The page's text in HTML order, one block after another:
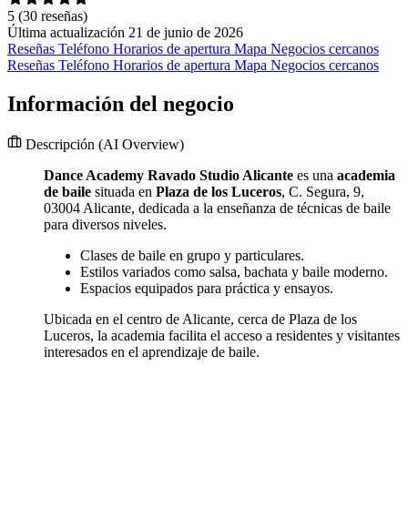
5 (30 reseñas)
Última actualización 21 de junio de 2026
Reseñas Teléfono Horarios de apertura Mapa Negocios cercanos
Reseñas Teléfono Horarios de apertura Mapa Negocios cercanos
Información del negocio
Descripción (AI Overview)
Dance Academy Ravado Studio Alicante es una academia
de baile situada en Plaza de los Luceros, C. Segura, 9,
03004 Alicante, dedicada a la enseñanza de técnicas de baile
para diversos niveles.
Clases de baile en grupo y particulares.
Estilos variados como salsa, bachata y baile moderno.
Espacios equipados para práctica y ensayos.
Ubicada en el centro de Alicante, cerca de Plaza de los
Luceros, la academia facilita el acceso a residentes y visitantes
interesados en el aprendizaje de baile.